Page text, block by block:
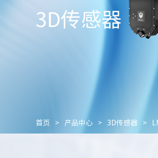
3D传感器
首页 > 产品中心 > 3D传感器 >